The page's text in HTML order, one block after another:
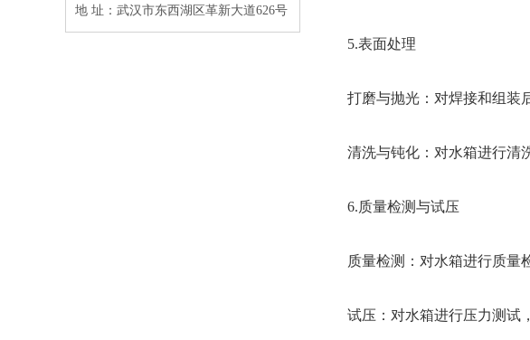
地 址：武汉市东西湖区革新大道626号
5.表面处理
打磨与抛光：对焊接和组装后
清洗与钝化：对水箱进行清洗
6.质量检测与试压
质量检测：对水箱进行质量检
试压：对水箱进行压力测试，